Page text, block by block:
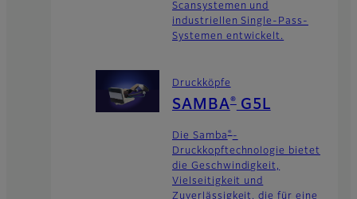
Scansystemen und
industriellen Single-Pass-
Systemen entwickelt.
Druckköpfe
SAMBA®G5L
Die Samba® -
Druckkopftechnologie bietet
die Geschwindigkeit,
Vielseitigkeit und
Zuverlässigkeit, die für eine